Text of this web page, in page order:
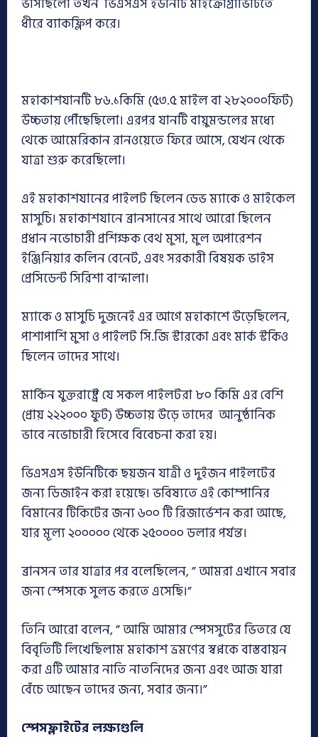
ভাসছিলো তখন ভিএসএস ইউনিটি মাইক্রোগ্রাভিটিতে
ধীরে ব্যাকফ্লিপ করে।
মহাকাশযানটি ৮৬.১কিমি (৫৩.৫ মাইল বা ২৮২০০০ফিট)
উচ্চতায় পৌঁছেছিলো। এরপর যানটি বায়ুমন্ডলের মধ্যে
থেকে আমেরিকান রানওয়েতে ফিরে আসে, যেখন থেকে
যাত্রা শুরু করেছিলো।
এই মহাকাশযানের পাইলট ছিলেন ডেভ ম্যাকে ও মাইকেল
মাসুচি। মহাকাশযানে ব্রানসানের সাথে আরো ছিলেন
প্রধান নভোচারী প্রশিক্ষক বেথ মুসা, মুল অপারেশন
ইঞ্জিনিয়ার কলিন বেনেট, এবং সরকারী বিষয়ক ভাইস
প্রেসিডেন্ট সিরিশা বান্দালা।
ম্যাকে ও মাসুচি দুজনেই এর আগে মহাকাশে উড়েছিলেন,
পাশাপাশি মুসা ও পাইলট সি.জি স্টারকো এবং মার্ক স্টকিও
ছিলেন তাদের সাথে।
মার্কিন যুক্তরাষ্ট্রে যে সকল পাইলটরা ৮০ কিমি এর বেশি
(প্রায় ২২২০০০ ফুট) উচ্চতায় উড়ে তাদের আনুষ্ঠানিক
ভাবে নভোচারী হিসেবে বিবেচনা করা হয়।
ভিএসএস ইউনিটিকে ছয়জন যাত্রী ও দুইজন পাইলটের
জন্য ডিজাইন করা হয়েছে। ভবিষ্যতে এই কোম্পানির
বিমানের টিকিটের জন্য ৬০০ টি রিজার্ভেশন করা আছে,
যার মূল্য ২০০০০০ থেকে ২৫০০০০ ডলার পর্যন্ত।
ব্রানসন তার যাত্রার পর বলেছিলেন, ” আমরা এখানে সবার
জন্য স্পেসকে সুলভ করতে এসেছি।”
তিনি আরো বলেন, ” আমি আমার স্পেসসুটের ভিতরে যে
বিবৃতিটি লিখেছিলাম মহাকাশ ভ্রমণের স্বপ্নকে বাস্তবায়ন
করা এটি আমার নাতি নাতনিদের জন্য এবং আজ যারা
বেঁচে আছেন তাদের জন্য, সবার জন্য।”
স্পেসফ্লাইটের লক্ষ্যগুলি